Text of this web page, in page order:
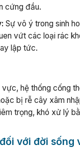
cứng đầu.
Sự vô ý trong sinh
vứt các loại rác
lập tức.
vực, hệ thống cống
bị rễ cây xâm
trọng, khó xử lý
với đời sống